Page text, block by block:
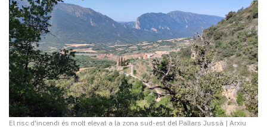
El risc d'incendi és molt elevat a la zona sud-est del Pallars Jussà | Arxiu